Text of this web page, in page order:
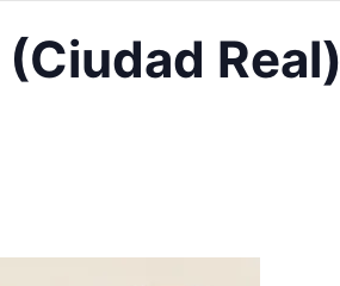
Real)